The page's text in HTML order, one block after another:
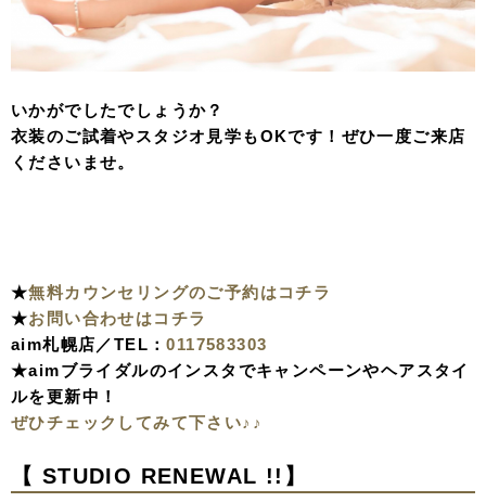
いかがでしたでしょうか？
衣装のご試着やスタジオ見学もOKです！ぜひ一度ご来店
くださいませ。
★無料カウンセリングのご予約はコチラ
★お問い合わせはコチラ
aim札幌店／TEL：0117583303
★aimブライダルのインスタでキャンペーンやヘアスタイ
ルを更新中！
ぜひチェックしてみて下さい♪♪
【 STUDIO RENEWAL !!】